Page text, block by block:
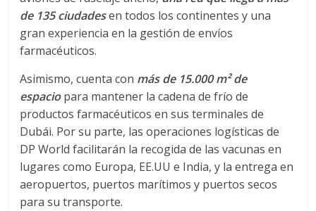
y
M
a
q
u
de 135 ciudadesen todos los continentes y una
gran experiencia en la gestión de envíos
farmacéuticos.
Asimismo, cuenta con más de 15.000 m² de
espaciopara mantener la cadena de frío de
productos farmacéuticos en sus terminales de
Dubái. Por su parte, las operaciones logísticas de
DP World facilitarán la recogida de las vacunas en
lugares como Europa, EE.UU e India, y la entrega en
aeropuertos, puertos marítimos y puertos secos
para su transporte.